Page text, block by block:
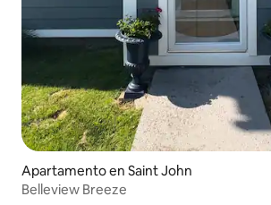
Apartamento en Saint John
Belleview Breeze